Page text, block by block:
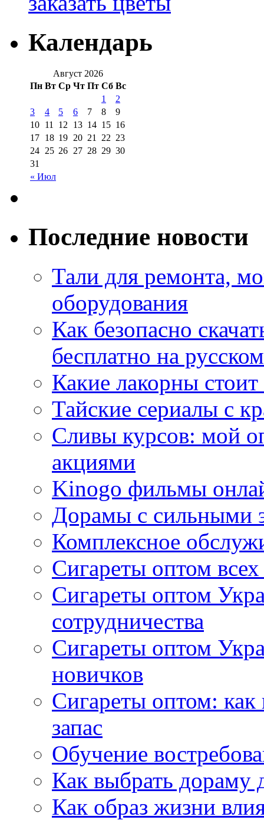
Календарь
Август 2026
Пн Вт Ср Чт Пт Сб Вс
« Июл
1
2
3
4 5 6 7 8
9
10 11 12 13 14 15 16
17 18 19 20 21 22 23
24 25 26 27 28 29 30
31
Последние новости
Тали для ремонта,
оборудования
Как безопасно
бесплатно на
Какие лакорны
Тайские сериалы с
Сливы курсов: мой
акциями
Kinogo фильмы
Дорамы с сильными
Комплексное
Сигареты оптом
Сигареты оптом
сотрудничества
Сигареты оптом
новичков
Сигареты оптом:
запас
Обучение
Как выбрать дораму
Как образ жизни